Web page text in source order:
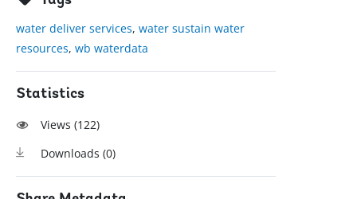
water deliver services,water sustain water
resources,wb waterdata
Statistics
Views (122)
Downloads (0)